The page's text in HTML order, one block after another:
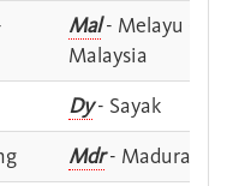
Mal- Melayu -
Malaysia
Dy- Sayak
Mdr- Madura